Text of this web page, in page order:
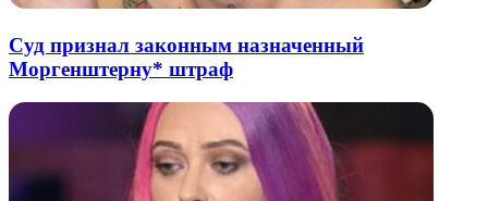
Суд признал законным назначенный
Моргенштерну* штраф